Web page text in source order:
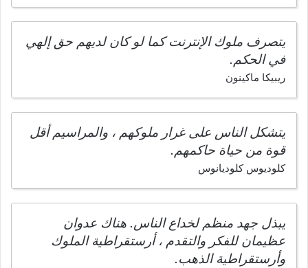
يتصرف ملوك الإنترنت كما لو كان لديهم حق إلهي
في الحكم.
ريبيكا ماكينون
يتشكل الناس على غرار ملوكهم ، والمراسيم أقل
قوة من حياة حاكمهم.
كلوديوس كلوديانوس
يبذل جهد منظم لخداع الناس. هناك عدوان
عظيمان للفكر والتقدم ، أرستقراطية الملوك
وأرستقراطية الذهب.